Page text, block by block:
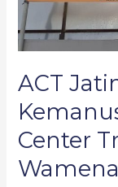
ACT
Center
Wamena
Crisis
Center
Kemanusiaan
Wamena